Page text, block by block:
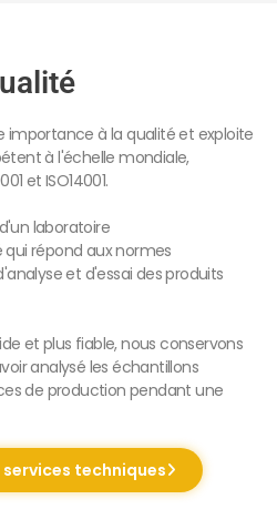
importance à la qualité et exploite
à l'échelle mondiale,
et ISO14001.
laboratoire
répond aux normes
et d'essai des produits
et plus fiable, nous conservons
analysé les échantillons
de production pendant une
services techniques